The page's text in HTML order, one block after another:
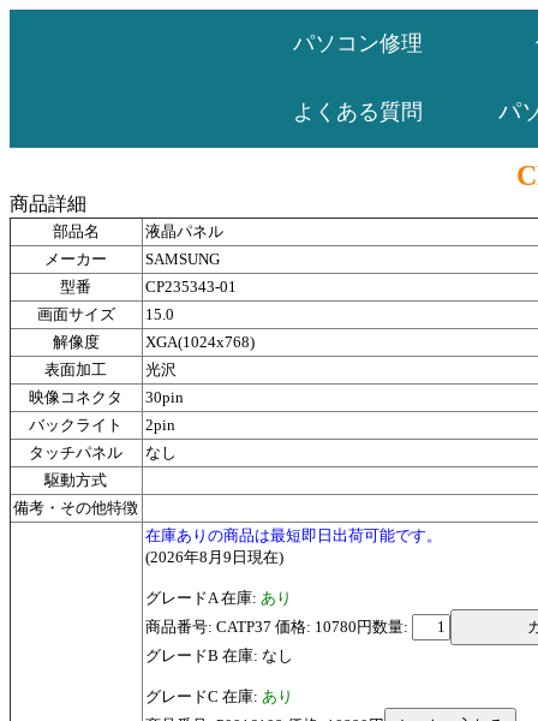
パソコン修理
よくある質問 パ
商品詳細
部品名
液晶パネル
メーカー
SAMSUNG
型番
CP235343-01
画面サイズ
15.0
解像度
XGA(1024x768)
表面加工
光沢
映像コネクタ
30pin
バックライト
2pin
タッチパネル
なし
駆動方式
備考・その他特徴
在庫ありの商品は最短即日出荷可能です。
(2026年8月9日現在)
グレードA 在庫: あり
商品番号: CATP37 価格: 10780円数量:
グレードB 在庫: なし
グレードC 在庫: あり